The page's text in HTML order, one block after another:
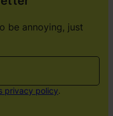
be annoying, just
privacy policy.